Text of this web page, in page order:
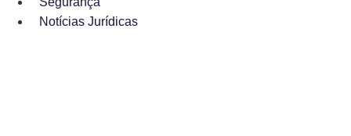
Notícias Jurídicas